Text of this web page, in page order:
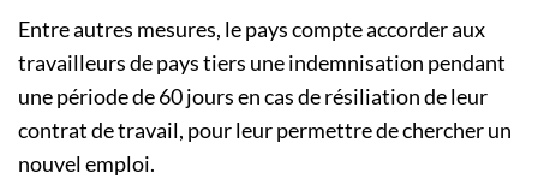
Entre autres mesures, le pays compte accorder aux
travailleurs de pays tiers une indemnisation pendant
une période de 60 jours en cas de résiliation de leur
contrat de travail, pour leur permettre de chercher un
nouvel emploi.